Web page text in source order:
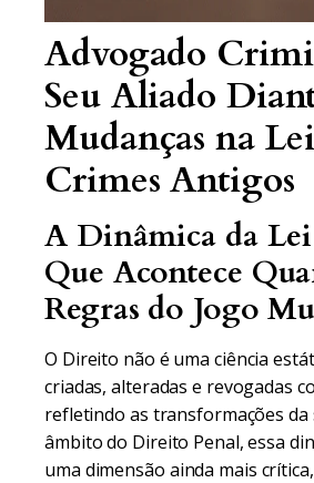
Advogado
Seu Aliado
Mudanças na
Crimes Antigos
A Dinâmica da
Que Acontece
Regras do Jogo
O Direito não é uma ciência
criadas, alteradas e revogadas
refletindo as transformações da
âmbito do Direito Penal, essa
uma dimensão ainda mais